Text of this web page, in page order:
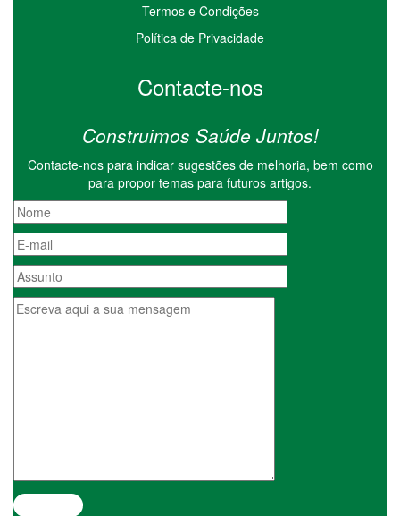
Termos e Condições
Política de Privacidade
Contacte-nos
Construimos Saúde Juntos!
Contacte-nos para indicar sugestões de melhoria, bem como
para propor temas para futuros artigos.